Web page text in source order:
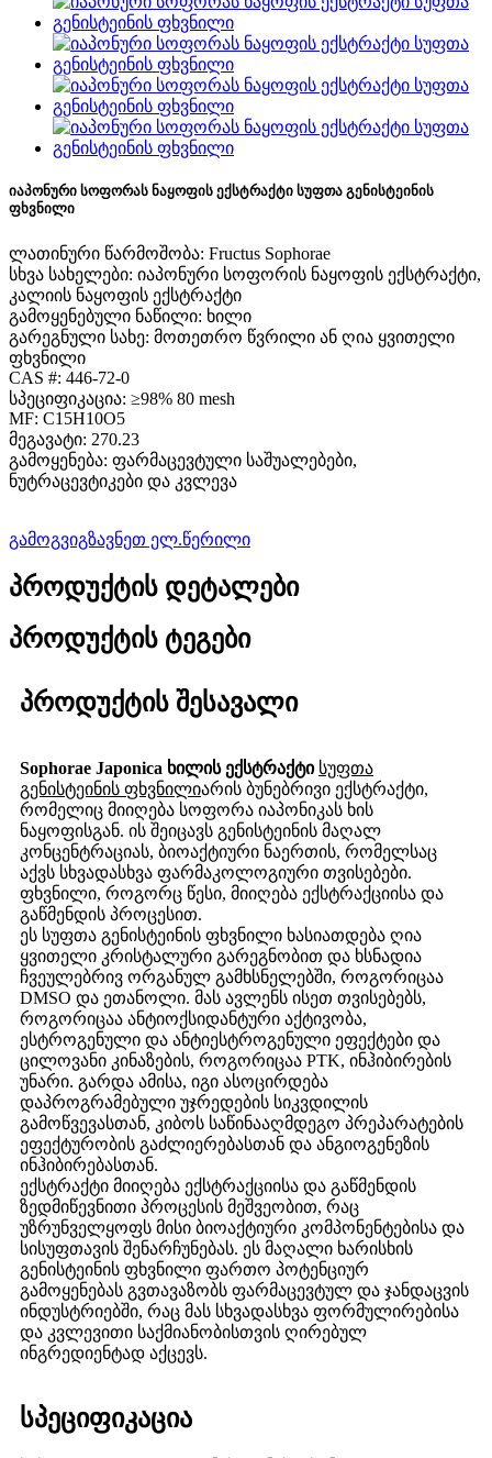
იაპონური სოფორას ნაყოფის ექსტრაქტი სუფთა გენისტეინის
ფხვნილი
ლათინური წარმოშობა: Fructus Sophorae
სხვა სახელები: იაპონური სოფორის ნაყოფის ექსტრაქტი,
კალიის ნაყოფის ექსტრაქტი
გამოყენებული ნაწილი: ხილი
გარეგნული სახე: მოთეთრო წვრილი ან ღია ყვითელი
ფხვნილი
CAS #: 446-72-0
სპეციფიკაცია: ≥98% 80 mesh
MF: C15H10O5
მეგავატი: 270.23
გამოყენება: ფარმაცევტული საშუალებები,
ნუტრაცევტიკები და კვლევა
გამოგვიგზავნეთ ელ.წერილი
პროდუქტის დეტალები
პროდუქტის ტეგები
პროდუქტის შესავალი
Sophorae Japonica ხილის ექსტრაქტი სუფთა
გენისტეინის ფხვნილიარის ბუნებრივი ექსტრაქტი,
რომელიც მიიღება სოფორა იაპონიკას ხის
ნაყოფისგან. ის შეიცავს გენისტეინის მაღალ
კონცენტრაციას, ბიოაქტიური ნაერთის, რომელსაც
აქვს სხვადასხვა ფარმაკოლოგიური თვისებები.
ფხვნილი, როგორც წესი, მიიღება ექსტრაქციისა და
გაწმენდის პროცესით.
ეს სუფთა გენისტეინის ფხვნილი ხასიათდება ღია
ყვითელი კრისტალური გარეგნობით და ხსნადია
ჩვეულებრივ ორგანულ გამხსნელებში, როგორიცაა
DMSO და ეთანოლი. მას ავლენს ისეთ თვისებებს,
როგორიცაა ანტიოქსიდანტური აქტივობა,
ესტროგენული და ანტიესტროგენული ეფექტები და
ცილოვანი კინაზების, როგორიცაა PTK, ინჰიბირების
უნარი. გარდა ამისა, იგი ასოცირდება
დაპროგრამებული უჯრედების სიკვდილის
გამოწვევასთან, კიბოს საწინააღმდეგო პრეპარატების
ეფექტურობის გაძლიერებასთან და ანგიოგენეზის
ინჰიბირებასთან.
ექსტრაქტი მიიღება ექსტრაქციისა და გაწმენდის
ზედმიწევნითი პროცესის მეშვეობით, რაც
უზრუნველყოფს მისი ბიოაქტიური კომპონენტებისა და
სისუფთავის შენარჩუნებას. ეს მაღალი ხარისხის
გენისტეინის ფხვნილი ფართო პოტენციურ
გამოყენებას გვთავაზობს ფარმაცევტულ და ჯანდაცვის
ინდუსტრიებში, რაც მას სხვადასხვა ფორმულირებისა
და კვლევითი საქმიანობისთვის ღირებულ
ინგრედიენტად აქცევს.
სპეციფიკაცია